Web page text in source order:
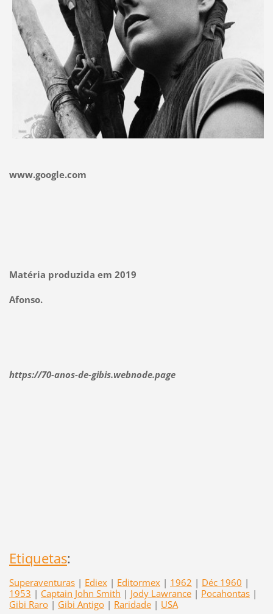
www.google.com
Matéria produzida em 2019
Afonso.
https://70-anos-de-gibis.webnode.page
Etiquetas:
Superaventuras | Ediex | Editormex | 1962 | Déc 1960 |
1953 | Captain John Smith | Jody Lawrance | Pocahontas |
Gibi Raro | Gibi Antigo | Raridade | USA